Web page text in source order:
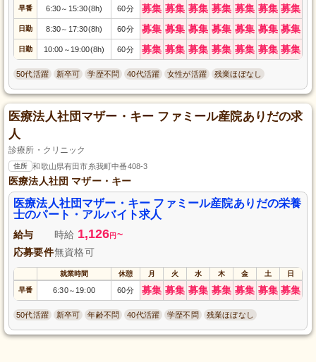
早番 6:30～ 15:30(8h) 60分 募集 募集 募集 募集 募集 募集 募集
日勤 8:30～ 17:30(8h) 60分 募集 募集 募集 募集 募集 募集 募集
日勤 10:00 ～ 19:00(8h) 60分 募集 募集 募集 募集 募集 募集 募集
50代活躍 新卒可 学歴不問 40代活躍 女性が活躍 残業ほぼなし
医療法人社団マザー・キー ファミール産院ありだの求
人
診療所・クリニック
住所 和歌山県有田市糸我町中番408-3
医療法人社団 マザー・キー
医療法人社団マザー・キー ファミール産院ありだの栄養
士のパート・アルバイト求人
給与 時給 1,126円 ~
応募要件無資格可
就業時間 休憩 月 火 水 木 金 土 日
早番 6:30～ 19:00 60分 募集 募集 募集 募集 募集 募集 募集
50代活躍 新卒可 年齢不問 40代活躍 学歴不問 残業ほぼなし